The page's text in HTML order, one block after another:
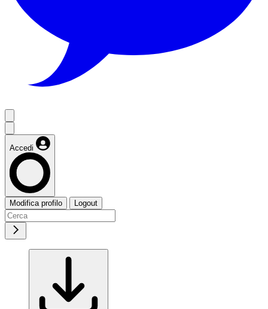
Accedi
Modifica profilo Logout